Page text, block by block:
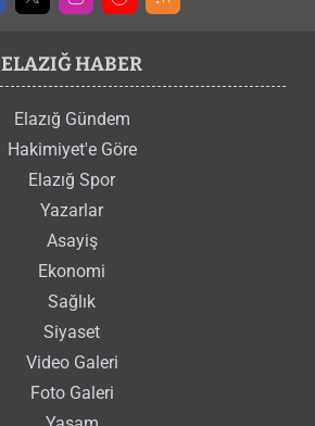
ELAZIĞ HABER
Elazığ Gündem
Hakimiyet'e Göre
Elazığ Spor
Yazarlar
Asayiş
Ekonomi
Sağlık
Siyaset
Video Galeri
Foto Galeri